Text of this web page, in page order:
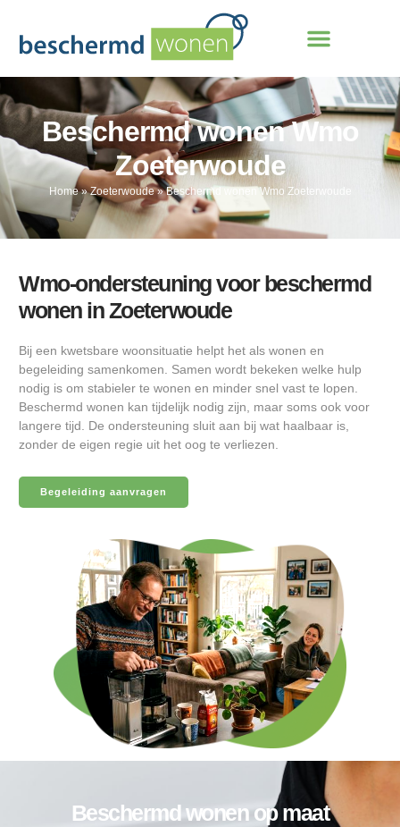
Beschermd wonen Wmo
Zoeterwoude
Home»Zoeterwoude»Beschermd wonen Wmo Zoeterwoude
Wmo-ondersteuning voor beschermd
wonen in Zoeterwoude
Bij een kwetsbare woonsituatie helpt het als wonen en
begeleiding samenkomen. Samen wordt bekeken welke hulp
nodig is om stabieler te wonen en minder snel vast te lopen.
Beschermd wonen kan tijdelijk nodig zijn, maar soms ook voor
langere tijd. De ondersteuning sluit aan bij wat haalbaar is,
zonder de eigen regie uit het oog te verliezen.
Begeleiding aanvragen
Beschermd wonen op maat